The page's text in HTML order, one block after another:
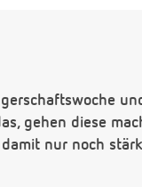
gehen diese
nur noch